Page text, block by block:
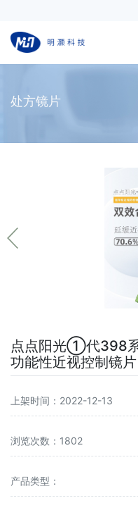
处方镜片
点点阳光①代398
功能性近视控制镜片
上架时间：2022-12-13
浏览次数：1802
产品类型：